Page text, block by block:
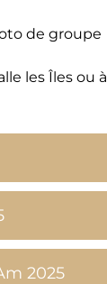
de groupe
les Îles ou à
2025